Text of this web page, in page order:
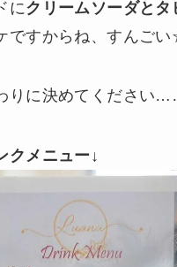
にクリームソーダとタ
ですからね、すん
りに決めてください
クメニュー ↓